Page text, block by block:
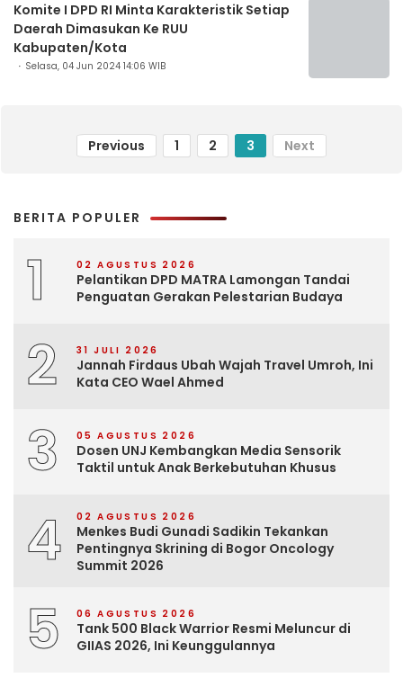
Komite I DPD RI Minta Karakteristik Setiap
Daerah Dimasukan Ke RUU
Kabupaten/Kota
Selasa, 04 Jun 2024 14:06 WIB
Previous 1 2 3 Next
BERITA POPULER
1 02 AGUSTUS 2026
Pelantikan DPD MATRA Lamongan Tandai
Penguatan Gerakan Pelestarian Budaya
2 31 JULI 2026
Jannah Firdaus Ubah Wajah Travel Umroh, Ini
Kata CEO Wael Ahmed
3 05 AGUSTUS 2026
Dosen UNJ Kembangkan Media Sensorik
Taktil untuk Anak Berkebutuhan Khusus
4 02 AGUSTUS 2026
Menkes Budi Gunadi Sadikin Tekankan
Pentingnya Skrining di Bogor Oncology
Summit 2026
5 06 AGUSTUS 2026
Tank 500 Black Warrior Resmi Meluncur di
GIIAS 2026, Ini Keunggulannya